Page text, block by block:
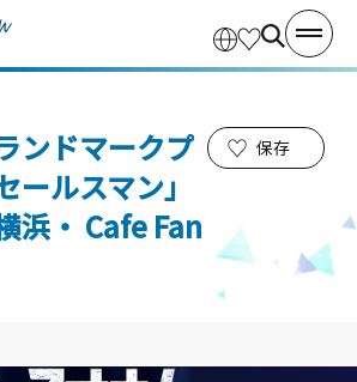
ンドマークプ
ルスマン」
浜・ Cafe Fan
保存